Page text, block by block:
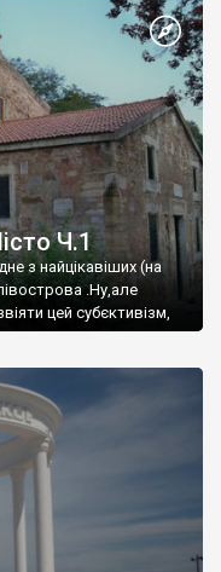
Ч.1
з найцікавіших (на
.Ну,але
цей субєктивізм,